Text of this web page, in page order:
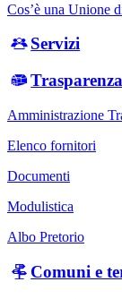
Cos’è una Unione
Servizi
Trasparenza
Amministrazione
Elenco fornitori
Documenti
Modulistica
Albo Pretorio
Comuni e